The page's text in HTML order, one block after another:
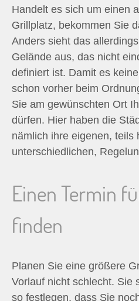
Handelt es sich um einen
Grillplatz, bekommen Sie
Anders sieht das
Gelände aus, das nicht
definiert ist. Damit es
schon vorher beim
Sie am gewünschten Ort
dürfen. Hier haben die
nämlich ihre eigenen, teils
unterschiedlichen,
Einen Termin
finden
Planen Sie eine größere
Vorlauf nicht schlecht. Sie
so festlegen, dass Sie